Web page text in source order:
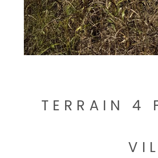
TERRAIN 4